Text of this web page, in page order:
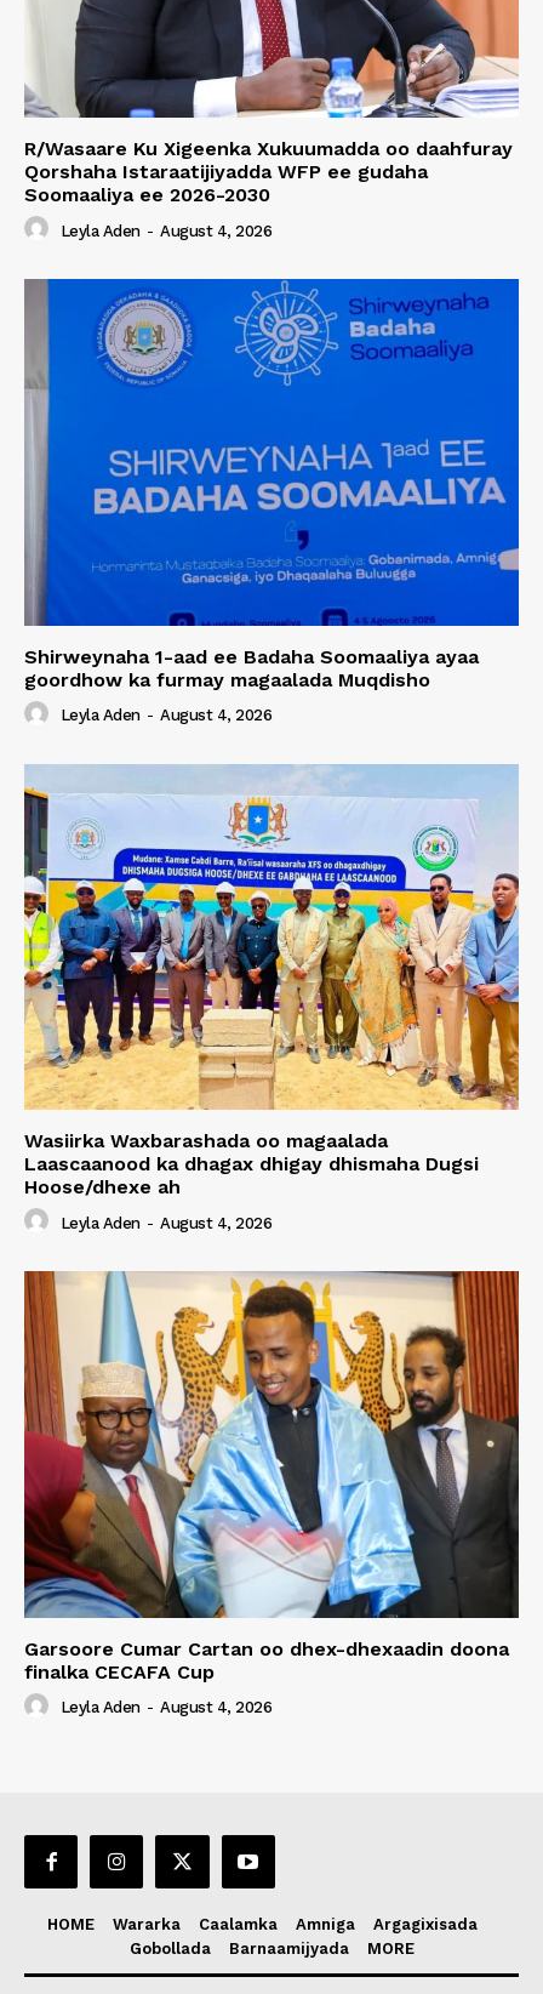
R/Wasaare Ku Xigeenka Xukuumadda oo daahfuray
Qorshaha Istaraatijiyadda WFP ee gudaha
Soomaaliya ee 2026-2030
Leyla Aden - August 4, 2026
Shirweynaha 1-aad ee Badaha Soomaaliya ayaa
goordhow ka furmay magaalada Muqdisho
Leyla Aden - August 4, 2026
Wasiirka Waxbarashada oo magaalada
Laascaanood ka dhagax dhigay dhismaha Dugsi
Hoose/dhexe ah
Leyla Aden - August 4, 2026
Garsoore Cumar Cartan oo dhex-dhexaadin doona
finalka CECAFA Cup
Leyla Aden - August 4, 2026
HOME Wararka Caalamka Amniga
Argagixisada
Gobollada
Barnaamijyada MORE